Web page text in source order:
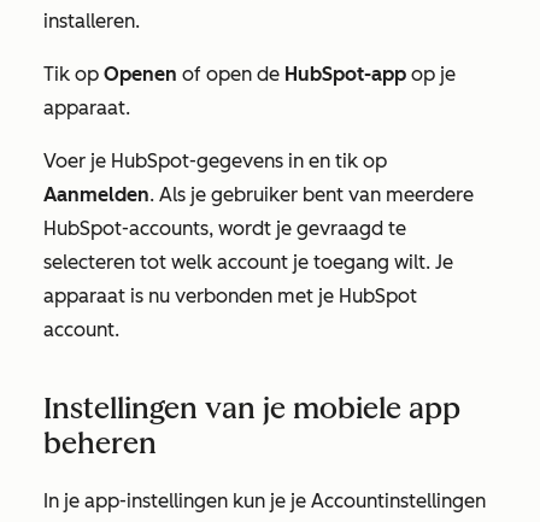
installeren.
Tik op Openen of open de HubSpot-app op je
apparaat.
Voer je HubSpot-gegevens in en tik op
Aanmelden. Als je gebruiker bent van meerdere
HubSpot-accounts, wordt je gevraagd te
selecteren tot welk account je toegang wilt. Je
apparaat is nu verbonden met je HubSpot
account.
Instellingen van je mobiele app
beheren
In je app-instellingen kun je je Accountinstellingen